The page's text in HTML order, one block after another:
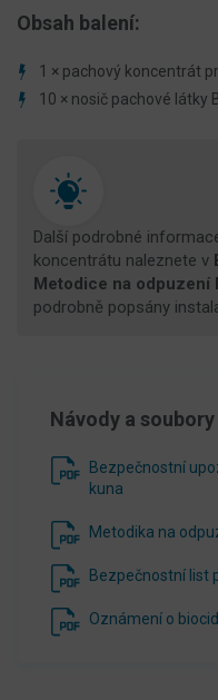
Obsah balení:
1 × pachový koncentrát
10 × nosič pachové látky
Další podrobné
koncentrátu naleznete v
Metodice na odpuzení
podrobně popsány
Návody a
Bezpečnostní
kuna
Metodika na
Bezpečnostní list
Oznámení o